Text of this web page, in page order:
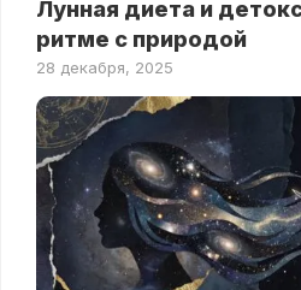
Лунная диета и
ритме с природой
28 декабря, 2025